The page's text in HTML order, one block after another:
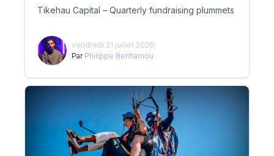
Tikehau Capital – Quarterly fundraising plummets
vendredi 31 juillet 2026
Par Philippe Benhamou